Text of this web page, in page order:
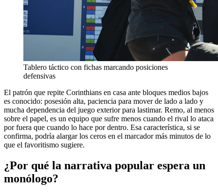
Tablero táctico con fichas marcando posiciones
defensivas
El patrón que repite Corinthians en casa ante bloques medios bajos
es conocido: posesión alta, paciencia para mover de lado a lado y
mucha dependencia del juego exterior para lastimar. Remo, al menos
sobre el papel, es un equipo que sufre menos cuando el rival lo ataca
por fuera que cuando lo hace por dentro. Esa característica, si se
confirma, podría alargar los ceros en el marcador más minutos de lo
que el favoritismo sugiere.
¿Por qué la narrativa popular espera un
monólogo?